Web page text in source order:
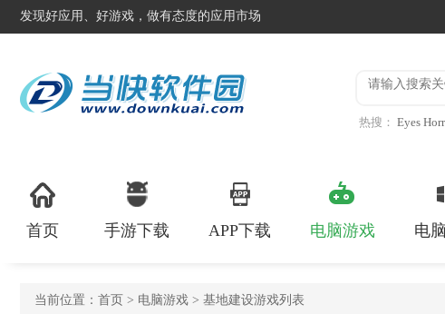
发现好应用、好游戏，做有态度的应用市场
热搜： Eyes
首页 手游下载 APP下载 电脑游戏 电
当前位置： 首页 > 电脑游戏 > 基地建设游戏列表